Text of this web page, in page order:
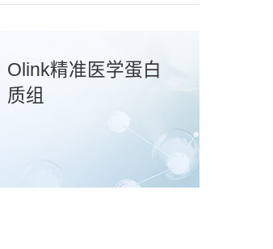
Olink精准医学蛋白
质组